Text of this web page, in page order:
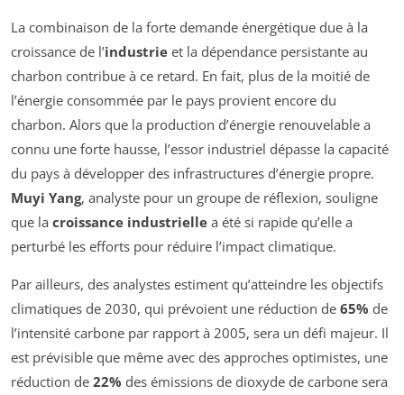
La combinaison de la forte demande énergétique due à la
croissance de l’industrie et la dépendance persistante au
charbon contribue à ce retard. En fait, plus de la moitié de
l’énergie consommée par le pays provient encore du
charbon. Alors que la production d’énergie renouvelable a
connu une forte hausse, l’essor industriel dépasse la capacité
du pays à développer des infrastructures d’énergie propre.
Muyi Yang, analyste pour un groupe de réflexion, souligne
que la croissance industrielle a été si rapide qu’elle a
perturbé les efforts pour réduire l’impact climatique.
Par ailleurs, des analystes estiment qu’atteindre les objectifs
climatiques de 2030, qui prévoient une réduction de 65% de
l’intensité carbone par rapport à 2005, sera un défi majeur. Il
est prévisible que même avec des approches optimistes, une
réduction de 22% des émissions de dioxyde de carbone sera